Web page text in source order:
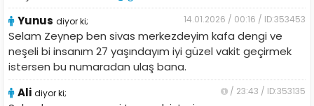
Yunus diyor ki; 14.01.2026 / 00:16 / ID:353453
Selam Zeynep ben sivas merkezdeyim kafa dengi ve
neşeli bi insanım 27 yaşındayım iyi güzel vakit geçirmek
istersen bu numaradan ulaş bana.
Ali diyor ki; / 23:43 / ID:353135